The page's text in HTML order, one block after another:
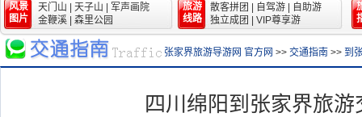
风景
图片
天门山 天子山
军声画院
金鞭溪
森里公园
旅游
线路
散客拼团 自驾游
自助游
独立成团
VIP尊享游
张家界旅游导游网 官方网 >> 交通指南 >> 到
四川绵阳到张家界旅游